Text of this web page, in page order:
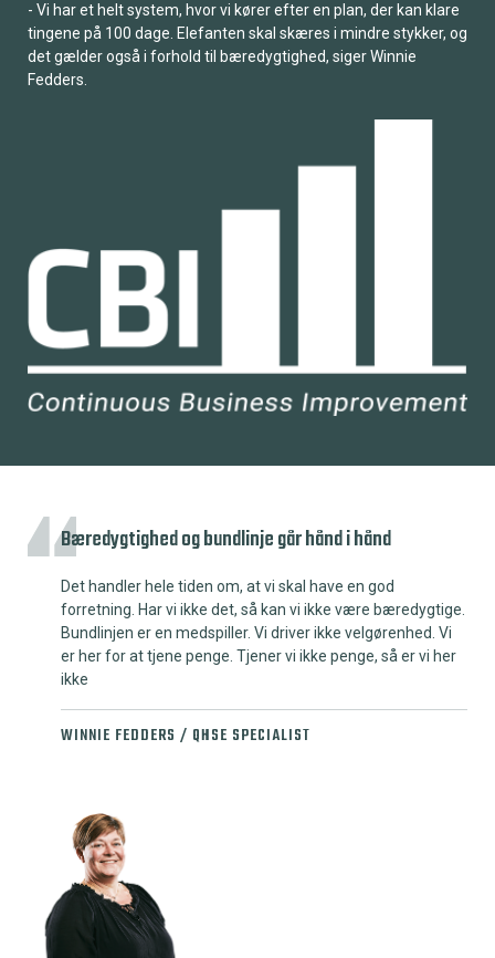
- Vi har et helt system, hvor vi kører efter en plan, der kan klare
tingene på 100 dage. Elefanten skal skæres i mindre stykker, og
det gælder også i forhold til bæredygtighed, siger Winnie
Fedders.
Bæredygtighed og bundlinje går hånd i hånd
Det handler hele tiden om, at vi skal have en god
forretning. Har vi ikke det, så kan vi ikke være bæredygtige.
Bundlinjen er en medspiller. Vi driver ikke velgørenhed. Vi
er her for at tjene penge. Tjener vi ikke penge, så er vi her
ikke
WINNIE FEDDERS / QHSE SPECIALIST